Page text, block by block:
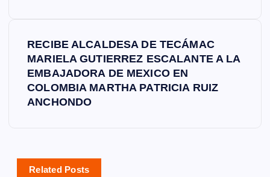
RECIBE ALCALDESA DE TECÁMAC
MARIELA GUTIERREZ ESCALANTE A LA
EMBAJADORA DE MEXICO EN
COLOMBIA MARTHA PATRICIA RUIZ
ANCHONDO
Related Posts